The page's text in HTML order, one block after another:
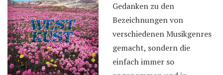
Gedanken zu den
Bezeichnungen von
verschiedenen Musikgenres
gemacht, sondern die
einfach immer so